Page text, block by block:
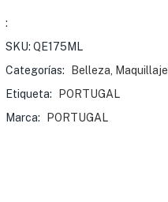
:
SKU: QE175ML
Categorías:
Belleza
Maquillaje
Etiqueta:
PORTUGAL
Marca:
PORTUGAL